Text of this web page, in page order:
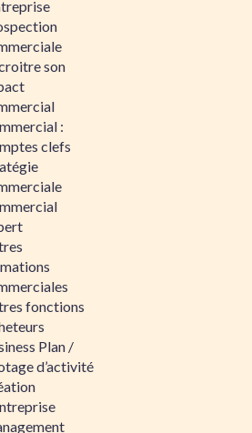
son
:
clefs
fonctions
Plan /
d’activité